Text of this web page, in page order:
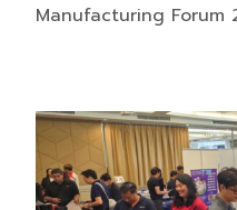
Manufacturing Forum